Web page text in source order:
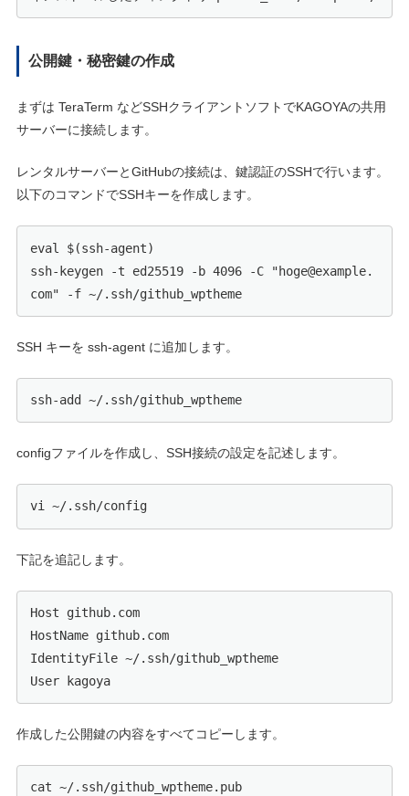
公開鍵・秘密鍵の作成
まずは TeraTerm などSSHクライアントソフトでKAGOYAの共用
サーバーに接続します。
レンタルサーバーとGitHubの接続は、鍵認証のSSHで行います。
以下のコマンドでSSHキーを作成します。
eval $(ssh-agent)
ssh-keygen -t ed25519 -b 4096 -C "hoge@example.
com" -f ~/.ssh/github_wptheme
SSH キーを ssh-agent に追加します。
ssh-add ~/.ssh/github_wptheme
configファイルを作成し、SSH接続の設定を記述します。
vi ~/.ssh/config
下記を追記します。
Host github.com
HostName github.com
IdentityFile ~/.ssh/github_wptheme
User kagoya
作成した公開鍵の内容をすべてコピーします。
cat ~/.ssh/github_wptheme.pub